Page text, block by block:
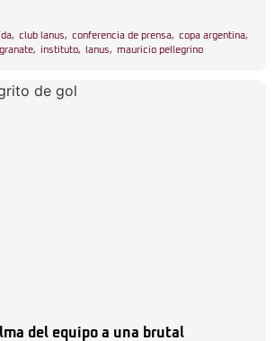
, club lanus, conferencia de prensa, copa argentina,
granate, instituto, lanus, mauricio pellegrino
del equipo a una brutal